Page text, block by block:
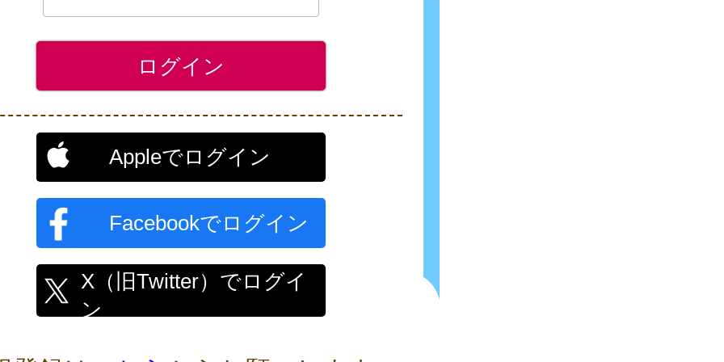
Appleでログイン
Facebookでログイン
X（旧Twitter）でログイ
ン